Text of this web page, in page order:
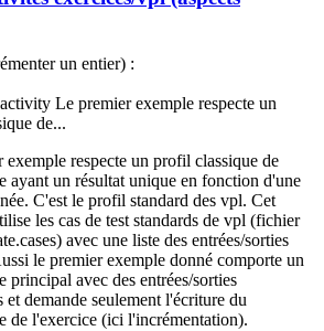
un entier) :
Le premier exemple respecte un
de...
exemple respecte un profil classique de
ayant un résultat unique en fonction d'une
C'est le profil standard des vpl. Cet
les cas de test standards de vpl (fichier
avec une liste des entrées/sorties
le premier exemple donné comporte un
principal avec des entrées/sorties
et demande seulement l'écriture du
de l'exercice (ici l'incrémentation).